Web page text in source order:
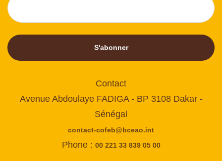
S'abonner
Contact
Avenue Abdoulaye FADIGA - BP 3108 Dakar -
Sénégal
contact-cofeb@bceao.int
Phone : 00 221 33 839 05 00